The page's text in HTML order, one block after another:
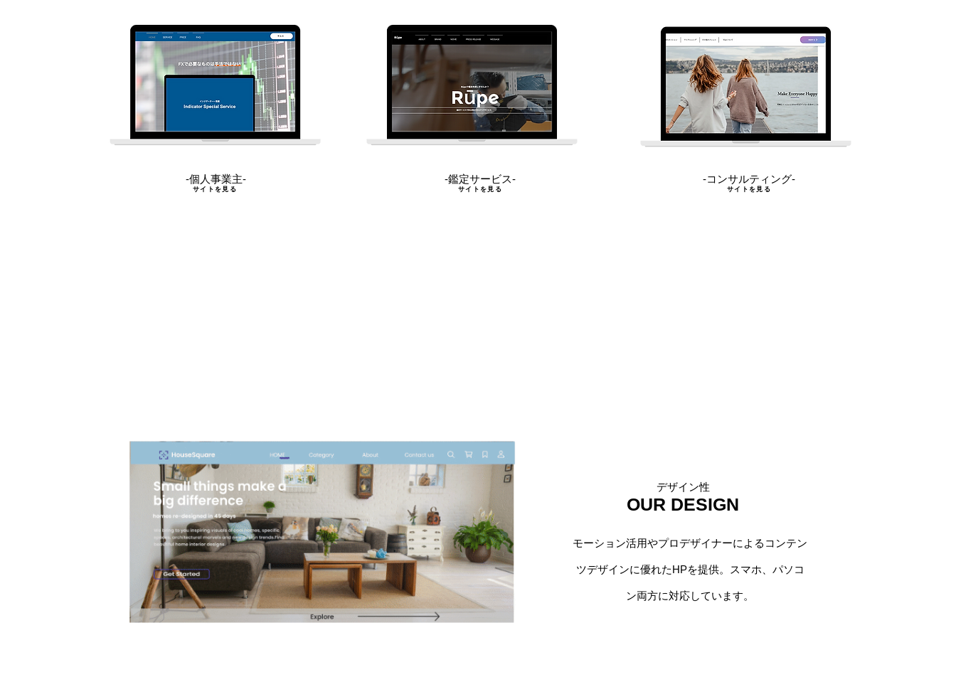
-個人事業主-
サイトを見る
-鑑定サービス-
サイトを見る
-コンサルティング-
サイトを見る
​デザイン性
OUR DESIGN
​モーション活用やプロデザイナーによるコンテン
ツデザインに優れたHPを提供。スマホ、パソコ
ン両方に対応しています。